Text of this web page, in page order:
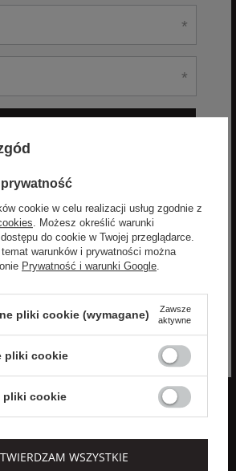
wpolityce prywatności
przetwarzanie moich danych osobowych
email) przez VELPA Otylia Skiepko w celu
Wyrażenie zgody jest dobrowolne. Mam
zgody w dowolnym momencie bez wpływu
przed jej cofnięciem. Mam prawo dostępu
danych i ich sprostowania, usunięcia,
przetwarzania, oraz prawo do przenoszenia
zawartych w polityce prywatności sklepu
Dane osobowe w sklepie internetowym
zgodnie z polityką prywatności. Zachęcamy
Rozwiń
POPULARNE KATEGORIE DLA
Kurtki damskie
prywatność
cookie w celu realizacji usług zgodnie z
. Możesz określić warunki
do cookie w Twojej przeglądarce.
warunków i prywatności można
Prywatność i warunki Google.
pliki cookie (wymagane)
Zawsze
aktywne
pliki cookie
pliki cookie
WSZYSTKIE